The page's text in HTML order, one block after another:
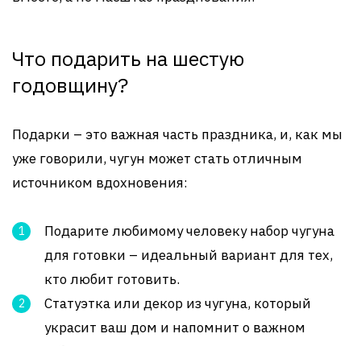
Что подарить на шестую
годовщину?
Подарки – это важная часть праздника, и, как мы
уже говорили, чугун может стать отличным
источником вдохновения:
Подарите любимому человеку набор чугуна
для готовки – идеальный вариант для тех,
кто любит готовить.
Статуэтка или декор из чугуна, который
украсит ваш дом и напомнит о важном